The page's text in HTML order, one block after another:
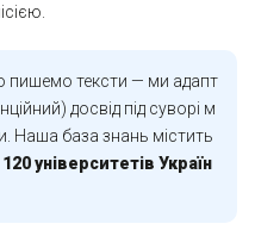
пишемо тексти — ми адапт
досвід під суворі м
Наша база знань містить
університетів Україн